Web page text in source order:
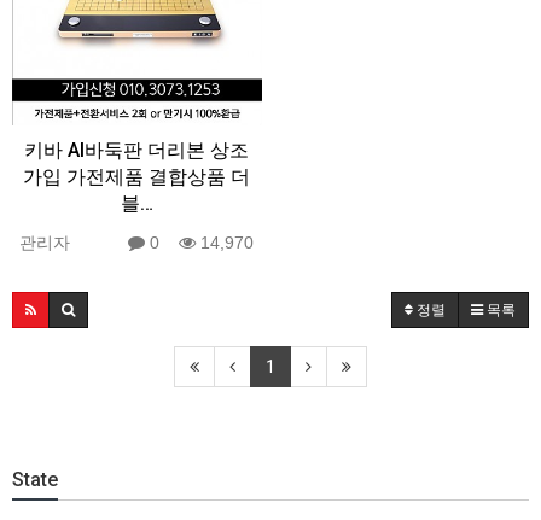
키바 AI바둑판 더리본 상조
가입 가전제품 결합상품 더
블…
관리자 0 14,970
정렬 목록
1
State